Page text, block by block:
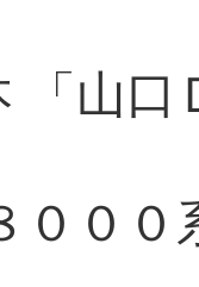
「山
００